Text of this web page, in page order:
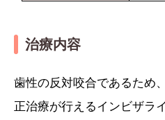
治療内容
歯性の反対咬合であるため
正治療が行えるインビザラ